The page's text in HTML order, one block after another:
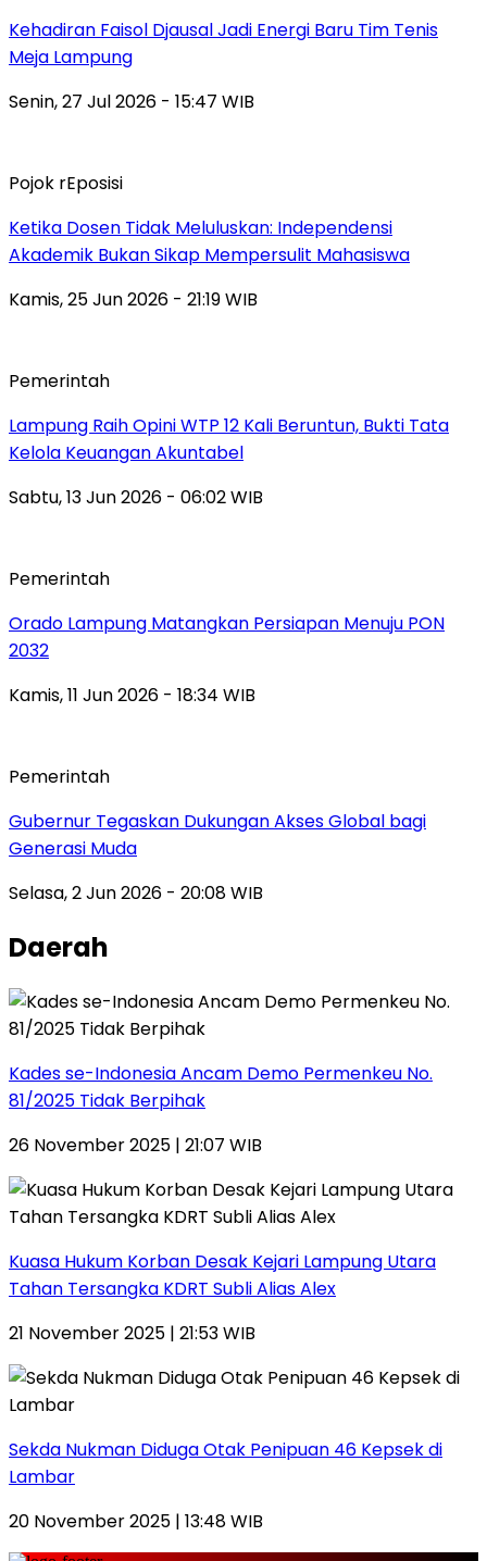
Kehadiran Faisol Djausal Jadi Energi Baru Tim Tenis
Meja Lampung
Senin, 27 Jul 2026 - 15:47 WIB
Pojok rEposisi
Ketika Dosen Tidak Meluluskan: Independensi
Akademik Bukan Sikap Mempersulit Mahasiswa
Kamis, 25 Jun 2026 - 21:19 WIB
Pemerintah
Lampung Raih Opini WTP 12 Kali Beruntun, Bukti Tata
Kelola Keuangan Akuntabel
Sabtu, 13 Jun 2026 - 06:02 WIB
Pemerintah
Orado Lampung Matangkan Persiapan Menuju PON
2032
Kamis, 11 Jun 2026 - 18:34 WIB
Pemerintah
Gubernur Tegaskan Dukungan Akses Global bagi
Generasi Muda
Selasa, 2 Jun 2026 - 20:08 WIB
Daerah
Kades se-Indonesia Ancam Demo Permenkeu No.
81/2025 Tidak Berpihak
26 November 2025 | 21:07 WIB
Kuasa Hukum Korban Desak Kejari Lampung Utara
Tahan Tersangka KDRT Subli Alias Alex
21 November 2025 | 21:53 WIB
Sekda Nukman Diduga Otak Penipuan 46 Kepsek di
Lambar
20 November 2025 | 13:48 WIB